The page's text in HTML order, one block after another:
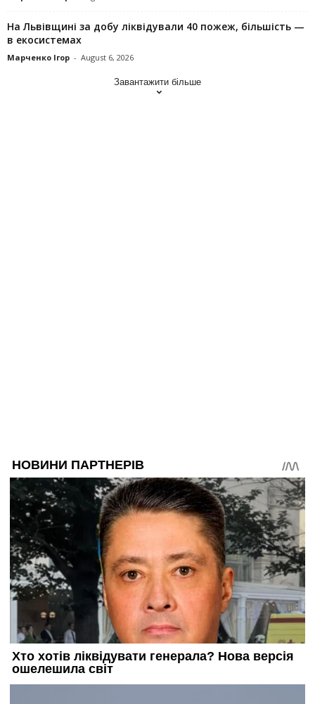
На Львівщині за добу ліквідували 40 пожеж, більшість —
в екосистемах
Марченко Ігор - August 6, 2026
Завантажити більше